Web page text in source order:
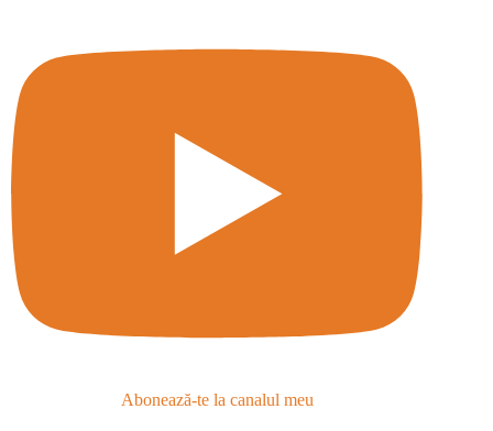
Abonează-te la canalul meu